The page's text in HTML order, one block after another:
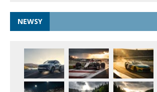
NEWSY